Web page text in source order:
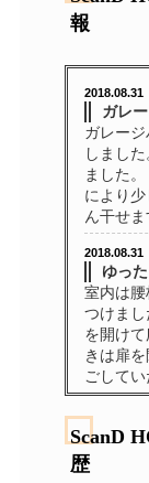
報
2018.08.31
ガレ
ガレー
しまし
ました
により
ん干せま
2018.08.31
ゆっ
室内は
つけま
を開け
きは扉
ごしてい
2世帯
2世帯同
をドッキ
ScanD
歴